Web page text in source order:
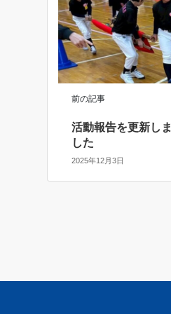
前の記事
活動報告を更新しま
した
2025年12月3日